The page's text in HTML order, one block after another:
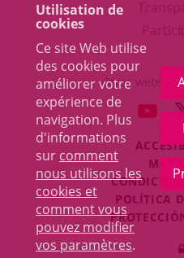
Utilisation de
cookies
Ce site Web utilise
des cookies pour
améliorer votre
expérience de
navigation. Plus
d'informations
sur comment
nous utilisons les
cookies et
comment vous
pouvez modifier
vos paramètres.
Otras webs
MAPA
POLÍTICA